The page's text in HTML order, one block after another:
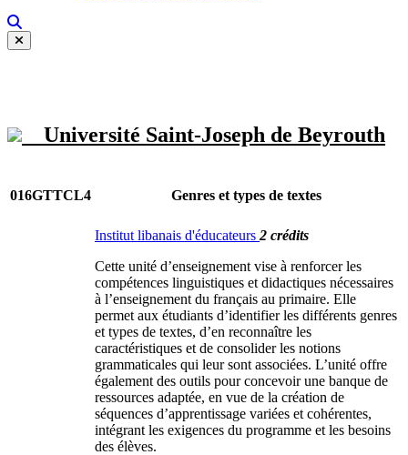
Université Saint-Joseph de Beyrouth
016GTTCL4 Genres et types de textes
Institut libanais d'éducateurs 2 crédits
Cette unité d’enseignement vise à renforcer les
compétences linguistiques et didactiques nécessaires
à l’enseignement du français au primaire. Elle
permet aux étudiants d’identifier les différents genres
et types de textes, d’en reconnaître les
caractéristiques et de consolider les notions
grammaticales qui leur sont associées. L’unité offre
également des outils pour concevoir une banque de
ressources adaptée, en vue de la création de
séquences d’apprentissage variées et cohérentes,
intégrant les exigences du programme et les besoins
des élèves.